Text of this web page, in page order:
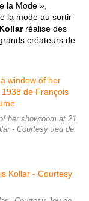
la Mode »,
la mode au sortir
réalise des
créateurs de
her showroom at 21
- Courtesy Jeu de